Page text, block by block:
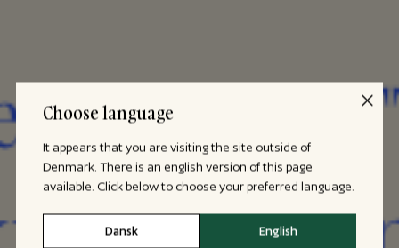
Choose language
It appears that you are visiting the site outside of
Denmark. There is an english version of this page
available. Click below to choose your preferred language.
Dansk English